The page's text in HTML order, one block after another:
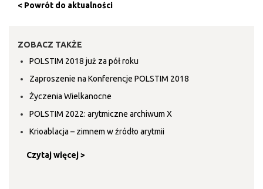
< Powrót do aktualności
ZOBACZ TAKŻE
POLSTIM 2018 już za pół roku
Zaproszenie na Konferencje POLSTIM 2018
Życzenia Wielkanocne
POLSTIM 2022: arytmiczne archiwum X
Krioablacja – zimnem w źródło arytmii
Czytaj więcej >